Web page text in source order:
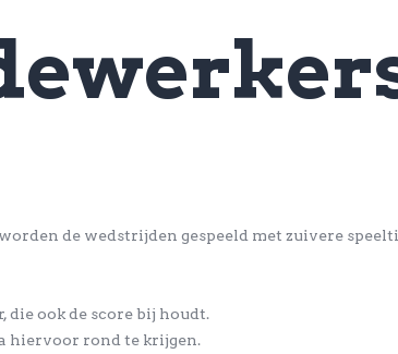
de wedstrijden gespeeld met zuivere
ook de score bij houdt.
hiervoor rond te krijgen.